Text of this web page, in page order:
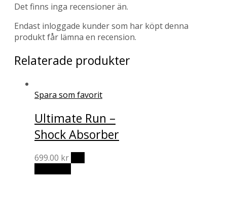
Det finns inga recensioner än.
Endast inloggade kunder som har köpt denna
produkt får lämna en recension.
Relaterade produkter
Spara som favorit
Ultimate Run –
Shock Absorber
699.00 kr